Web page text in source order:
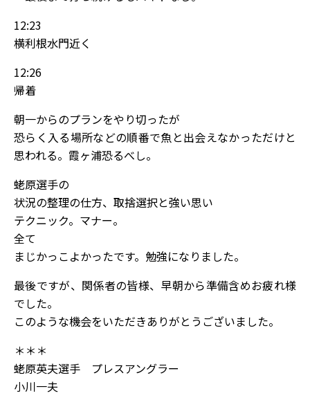
12:23
横利根水門近く
12:26
帰着
朝一からのプランをやり切ったが
恐らく入る場所などの順番で魚と出会えなかっただけと
思われる。霞ヶ浦恐るべし。
蛯原選手の
状況の整理の仕方、取捨選択と強い思い
テクニック。マナー。
全て
まじかっこよかったです。勉強になりました。
最後ですが、関係者の皆様、早朝から準備含めお疲れ様
でした。
このような機会をいただきありがとうございました。
＊＊＊
蛯原英夫選手 プレスアングラー
小川一夫